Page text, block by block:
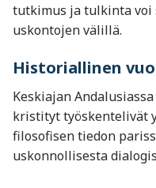
tutkimus ja tulkinta voi
uskontojen välillä.
Historiallinen
Keskiajan
kristityt työskentelivät
filosofisen tiedon
uskonnollisesta